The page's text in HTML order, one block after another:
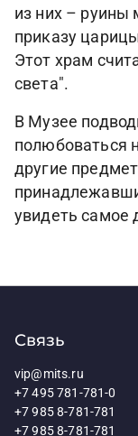
из них – руины
приказу
Этот храм
света".
В Музее
полюбоваться
другие
увидеть самое
Связь
vip@mits.ru
+7 495 781-781-0
+7 985 8-781-781
+7 985 8-781-781